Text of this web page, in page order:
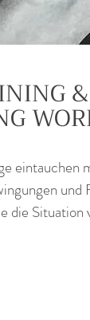
&
eintauchen
Situation